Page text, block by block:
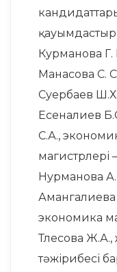
Курманова Г.
Манасова С.
Суербаев
Есеналиев
С.А.,
магистрлері
Нурманова
Амангалиева
экономика
Тлесова
тәжірибесі